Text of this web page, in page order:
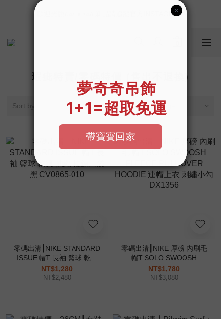
📣如果遇到結帳沒有反應，請另開瀏覽器 (不要直接從ig連結網站
歡迎光臨૮⍝• ᴥ •⍝ა 新品請追蹤官方INSTAGRAM
📣如果遇到結帳沒有反應，請另開瀏覽器 (不要直接從ig連結網站
瑕疵特賣/零碼特價 (售出不退換)
Sort by 24 Items per page
零碼出清┃NIKE STANDARD
ISSUE 帽T 長袖 籃球 乾爽
抽繩 拉鍊口袋 黑 CV0865-
010
NT$1,280
NT$2,480
零碼出清┃NIKE 厚磅 內刷毛
帽T SOLO SWOOSH
FLEECE PULL OVER
NT$1,780
NT$3,080